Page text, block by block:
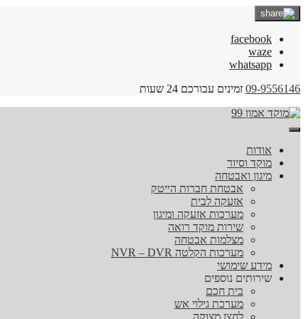
facebook
waze
whatsapp
09-9556146 זמינים עבורכם 24 שעות
אודות
מוקד וסיור
מיגון ואבטחה
אבטחת חברות הייטק
אזעקה לבית
מערכות אזעקה ומיגון
שירות מוקד רואה
מצלמות אבטחה
מערכות הקלטה NVR – DVR
מידע שימושי
שירותים נוספים
בית חכם
מערכת גילוי אש
לחצן מצוקה